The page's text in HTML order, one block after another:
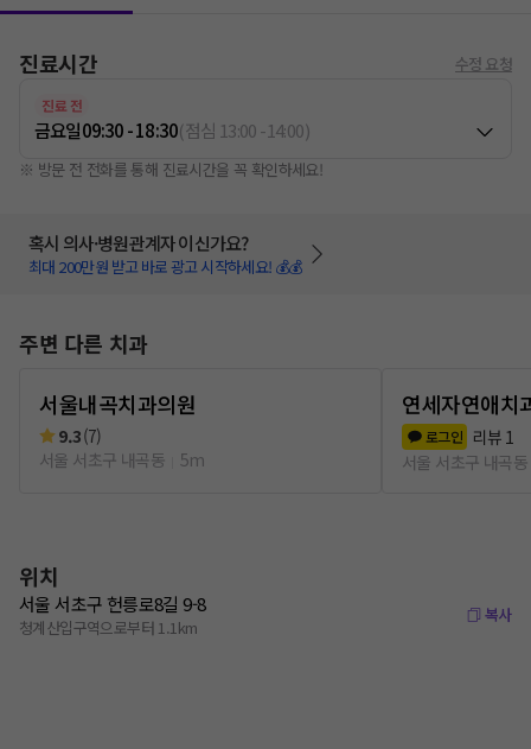
진료시간 수정 요청
진료 전
금요일09:30 - 18:30(점심 13:00-14:00)
※ 방문 전 전화를 통해 진료시간을 꼭 확인하세요!
혹시 의사·병원관계자 이신가요?
최대 200만원 받고 바로 광고 시작하세요! 💰💰
주변 다른 치과
서울내곡치과의원
9.3(7)
서울 서초구 내곡동
5m
연세자연애치
로그인 리뷰 1
서울 서초구 내곡동
위치
서울 서초구 헌릉로8길 9-8
청계산입구역으로부터 1.1km
복사